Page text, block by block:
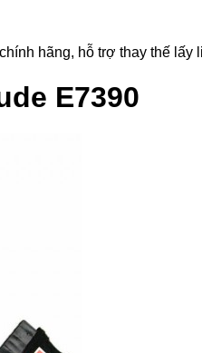
hãng, hỗ trợ thay thế
E7390